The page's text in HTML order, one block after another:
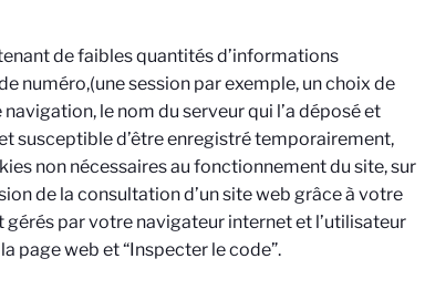
de faibles quantités d’informations
numéro,(une session par exemple, un choix de
le nom du serveur qui l’a déposé et
susceptible d’être enregistré temporairement,
non nécessaires au fonctionnement du site, sur
de la consultation d’un site web grâce à votre
par votre navigateur internet et l’utilisateur
page web et “Inspecter le code”.